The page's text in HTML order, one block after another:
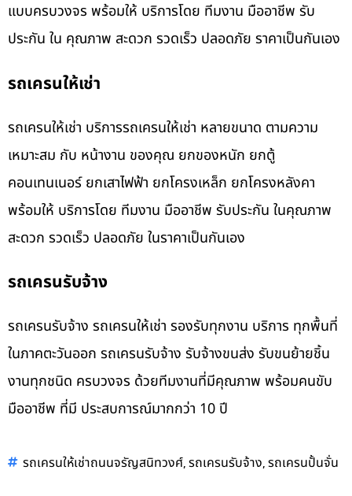
แบบครบวงจร พร้อมให้ บริการโดย ทีมงาน มืออาชีพ รับ
ประกัน ใน คุณภาพ สะดวก รวดเร็ว ปลอดภัย ราคาเป็นกันเอง
รถเครนให้เช่า
รถเครนให้เช่า บริการรถเครนให้เช่า หลายขนาด ตามความ
เหมาะสม กับ หน้างาน ของคุณ ยกของหนัก ยกตู้
คอนเทนเนอร์ ยกเสาไฟฟ้า ยกโครงเหล็ก ยกโครงหลังคา
พร้อมให้ บริการโดย ทีมงาน มืออาชีพ รับประกัน ในคุณภาพ
สะดวก รวดเร็ว ปลอดภัย ในราคาเป็นกันเอง
รถเครนรับจ้าง
รถเครนรับจ้าง รถเครนให้เช่า รองรับทุกงาน บริการ ทุกพื้นที่
ในภาคตะวันออก รถเครนรับจ้าง รับจ้างขนส่ง รับขนย้ายชิ้น
งานทุกชนิด ครบวงจร ด้วยทีมงานที่มีคุณภาพ พร้อมคนขับ
มืออาชีพ ที่มี ประสบการณ์มากกว่า 10 ปี
รถเครนให้เช่าถนนจรัญสนิทวงศ์,รถเครนรับจ้าง,รถเครนปั้นจั่น